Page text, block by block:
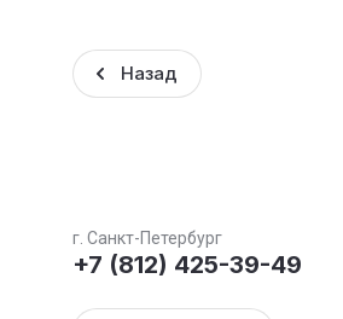
Назад
г. Санкт-Петербург
+7 (812) 425-39-49